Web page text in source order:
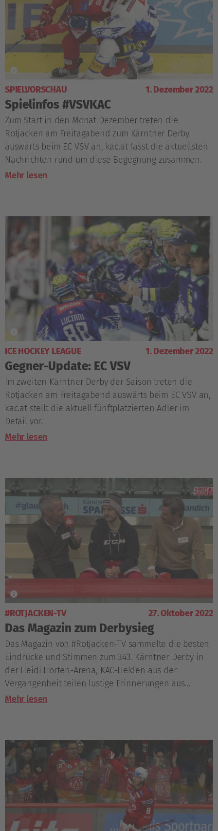
SPIELVORSCHAU 1. Dezember 2022
Spielinfos #VSVKAC
Zum Start in den Monat Dezember treten die
Rotjacken am Freitagabend zum Kärntner Derby
auswärts beim EC VSV an, kac.at fasst die aktuellsten
Nachrichten rund um diese Begegnung zusammen.
Mehr lesen
ICE HOCKEY LEAGUE 1. Dezember 2022
Gegner-Update: EC VSV
Im zweiten Kärntner Derby der Saison treten die
Rotjacken am Freitagabend auswärts beim EC VSV an,
kac.at stellt die aktuell fünftplatzierten Adler im
Detail vor.
Mehr lesen
#ROTJACKEN-TV 27. Oktober 2022
Das Magazin zum Derbysieg
Das Magazin von #Rotjacken-TV sammelte die besten
Eindrücke und Stimmen zum 343. Kärntner Derby in
der Heidi Horten-Arena, KAC-Helden aus der
Vergangenheit teilen lustige Erinnerungen aus
Duellen mit dem EC VSV.
Mehr lesen